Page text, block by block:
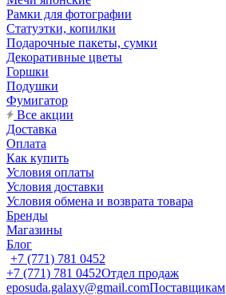
Рамки для фотографии
Статуэтки, копилки
Подарочные пакеты, сумки
Декоративные цветы
Горшки
Подушки
Фумигатор
Все акции
Доставка
Оплата
Как купить
Условия оплаты
Условия доставки
Условия обмена и возврата товара
Бренды
Магазины
Блог
+7 (771) 781 0452
+7 (771) 781 0452Отдел продаж
eposuda.galaxy@gmail.comПоставщикам